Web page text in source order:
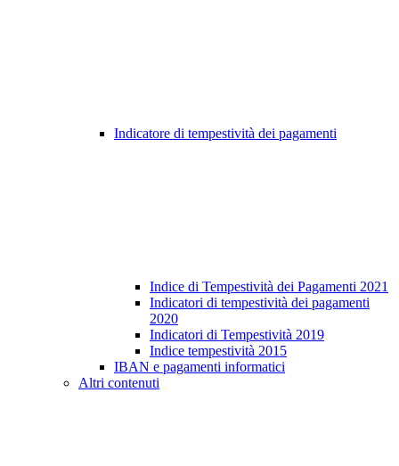
Indicatore di tempestività dei pagamenti
Indice di Tempestività dei Pagamenti 2021
Indicatori di tempestività dei pagamenti
2020
Indicatori di Tempestività 2019
Indice tempestività 2015
IBAN e pagamenti informatici
Altri contenuti